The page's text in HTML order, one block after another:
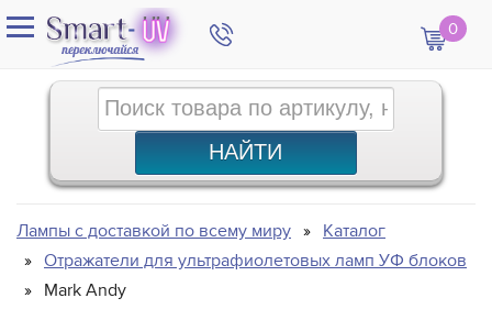
0
Лампы с доставкой по всему миру
Каталог
Отражатели для ультрафиолетовых ламп УФ блоков
Mark Andy